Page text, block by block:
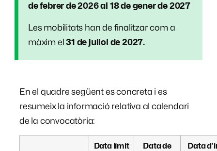
de febrer de 2026 al 18 de gener de 2027
Les mobilitats han de finalitzar com a
màxim el31 de juliol de 2027.
En el quadre següent es concreta i es
resumeix la informació relativa al calendari
de la convocatòria:
Data límit
Data de
Data